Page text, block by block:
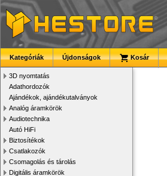
Kategóriák Újdonságok Kosár
3D nyomtatás
Adathordozók
Ajándékok, ajándékutalványok
Analóg áramkörök
Audiotechnika
Autó HiFi
Biztosítékok
Csatlakozók
Csomagolás és tárolás
Digitális áramkörök